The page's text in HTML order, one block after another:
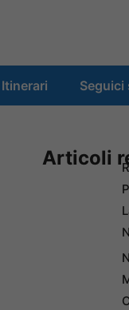
Itinerari Seguici
Articoli